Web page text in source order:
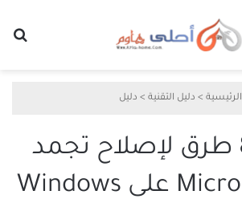
الرئيسية > دليل التقنية > دليل
أفضل 8 طرق لإصلاح تجمد
متجر Microsoft على Windows